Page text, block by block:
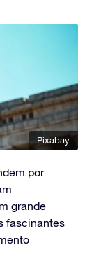
Pixabay
por
grande
fascinantes